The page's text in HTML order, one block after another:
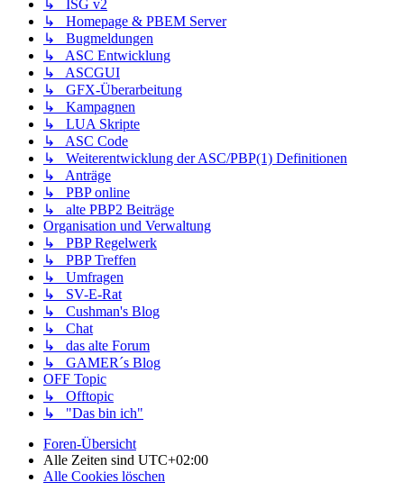
↳ ISG v2
↳ Homepage & PBEM Server
↳ Bugmeldungen
↳ ASC Entwicklung
↳ ASCGUI
↳ GFX-Überarbeitung
↳ Kampagnen
↳ LUA Skripte
↳ ASC Code
↳ Weiterentwicklung der ASC/PBP(1) Definitionen
↳ Anträge
↳ PBP online
↳ alte PBP2 Beiträge
Organisation und Verwaltung
↳ PBP Regelwerk
↳ PBP Treffen
↳ Umfragen
↳ SV-E-Rat
↳ Cushman's Blog
↳ Chat
↳ das alte Forum
↳ GAMER´s Blog
OFF Topic
↳ Offtopic
↳ "Das bin ich"
Foren-Übersicht
Alle Zeiten sind UTC+02:00
Alle Cookies löschen